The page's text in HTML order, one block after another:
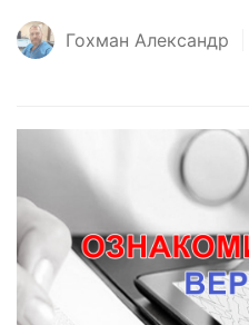
Гохман Александр